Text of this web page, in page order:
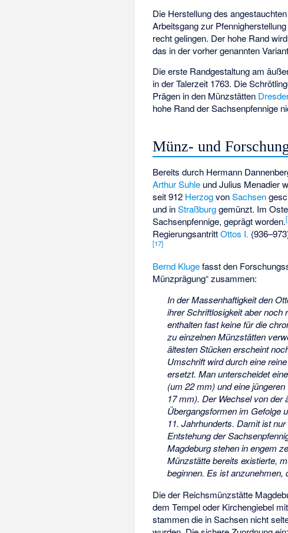
Die Herstellung des
Arbeitsgang zur
recht gelingen. Der hohe Rand
das in der vorher genannten
Die erste Randgestaltung am
in der Talerzeit 1763. Die
Prägen in den Münzstätten
hohe Rand der Sachsenpfennige
Münz- und
Bereits durch Hermann
Arthur Suhle undJulius Menadier
seit 912 HerzogvonSachsen
und inStraßburggemünzt. Im
Sachsenpfennige, geprägt worden.[
RegierungsantrittOttos I.
[17]
Bernd Klugefasst den
Münzprägung“ zusammen:
In der Massenhaftigkeit den
ihrer Schriftlosigkeit aber noch
enthalten fast keine für die
zu einzelnen Münzstätten
ältesten Stücken erscheint
Umschrift wird durch eine
ersetzt. Man unterscheidet
(um 22 mm) und eine
17 mm). Der Wechsel von der
Übergangsformen im Gefolge
11. Jahrhunderts. Damit ist
Entstehung der
Magdeburg stehen in engem
Münzstätte bereits existierte,
beginnen. Es ist anzunehmen,
Die der Reichsmünzstätte
dem Tempel oder Kirchengiebel
stammen die in Sachsen nicht